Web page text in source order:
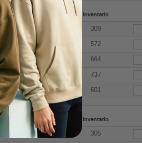
288 + Inventario
$4.79 309
$ 4.79 + 572
$ 4.79 + 664
$ 4.79 + 737
$5.98 + 601
Mas Inventario
4.79 + 305